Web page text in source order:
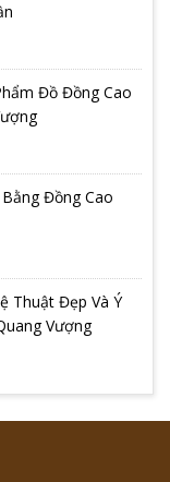
Đồ Đồng Cao
Đồng Cao
Thuật Đẹp Và Ý
Vượng